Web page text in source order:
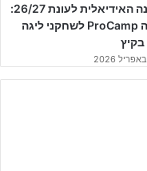
ההכנה האידיאלית לעונת 26/27:
מחנה ProCamp לשחקני ליגה
בקיץ